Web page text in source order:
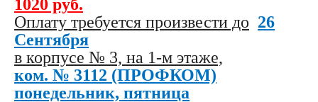
1020 руб.
Оплату требуется произвести до 26
Сентября
в корпусе № 3, на 1-м этаже,
ком. № 3112 (ПРОФКОМ)
понедельник, пятница